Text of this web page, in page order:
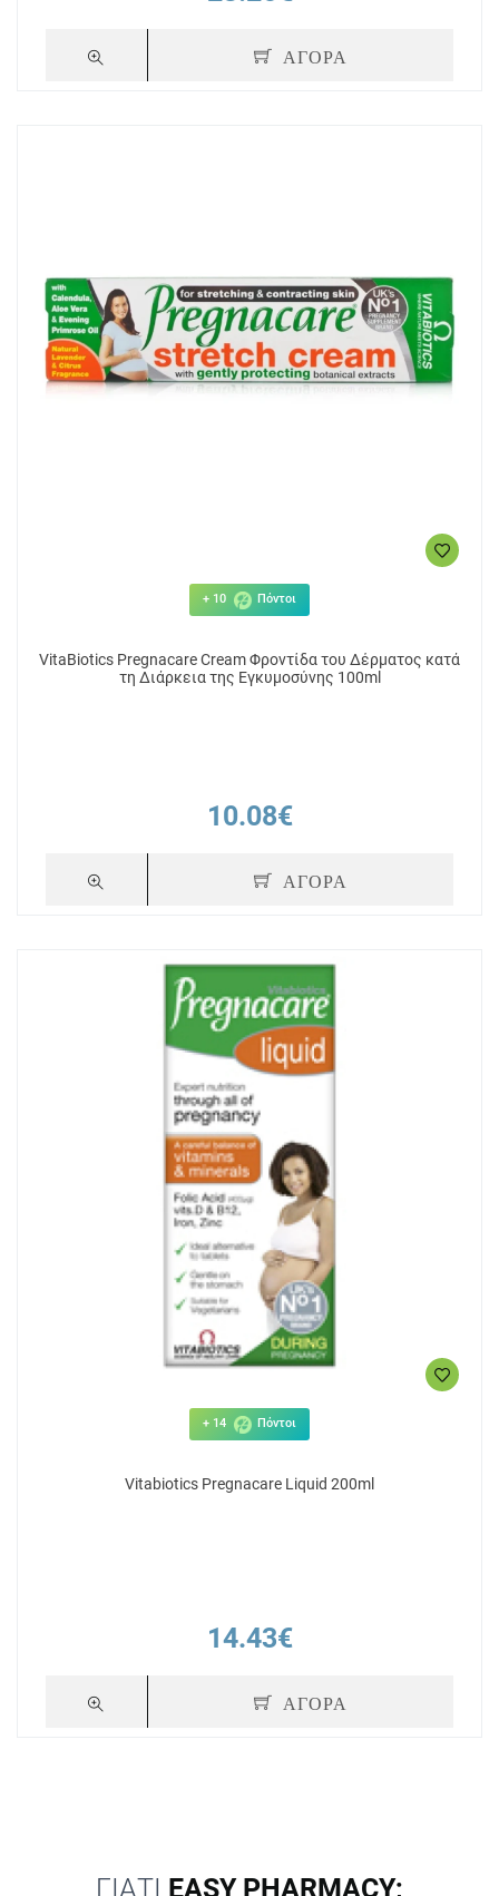
ΑΓΟΡΑ
+ 10 Πόντοι
VitaBiotics Pregnacare Cream Φροντίδα του Δέρματος κατά
τη Διάρκεια της Εγκυμοσύνης 100ml
10.08€
ΑΓΟΡΑ
+ 14 Πόντοι
Vitabiotics Pregnacare Liquid 200ml
14.43€
ΑΓΟΡΑ
ΓΙΑΤΙ EASY PHARMACY;